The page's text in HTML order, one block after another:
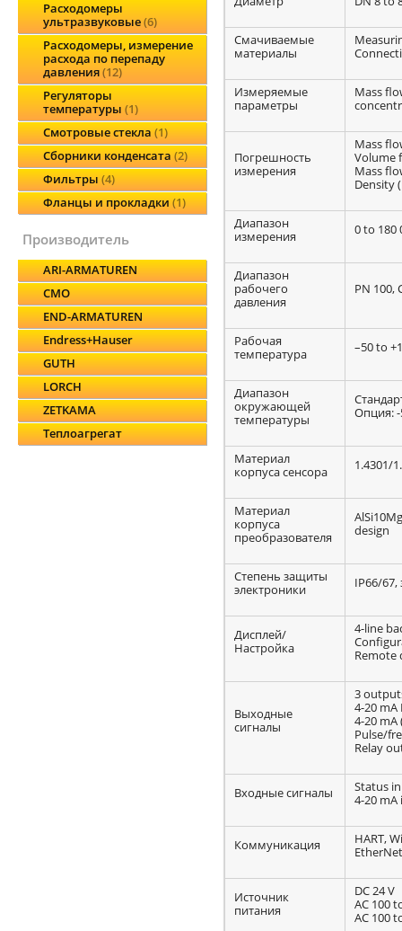
Расходомеры
ультразвуковые 6
Расходомеры, измерение
расхода по перепаду
давления 12
Регуляторы
температуры 1
Смотровые стекла 1
Сборники конденсата 2
Фильтры 4
Фланцы и прокладки 1
производитель
ARI-ARMATUREN
CMO
END-ARMATUREN
Endress+Hauser
GUTH
LORCH
ZETKAMA
Теплоагрегат
Смачиваемые
материалы
Измеряемые
параметры
Mass
Погрешность
измерения
Mass
Volume
Mass
Density
Диапазон
измерения
0 to 180
Диапазон
рабочего
давления
PN 100,
Рабочая
температура
–50 to
Диапазон
окружающей
температуры
Опция: -
Материал
корпуса сенсора
1.4301/
Материал
корпуса
преобразователя
design
Степень защиты
электроники
IP66/
Дисплей/
Настройка
4-line
Remote
Выходные
сигналы
3
4-20 mA
4-20 mA
Pulse/
Relay
Входные сигналы
Status
4-20
Коммуникация
HART,
Источник
питания
DC 24 V
AC 100
AC 100